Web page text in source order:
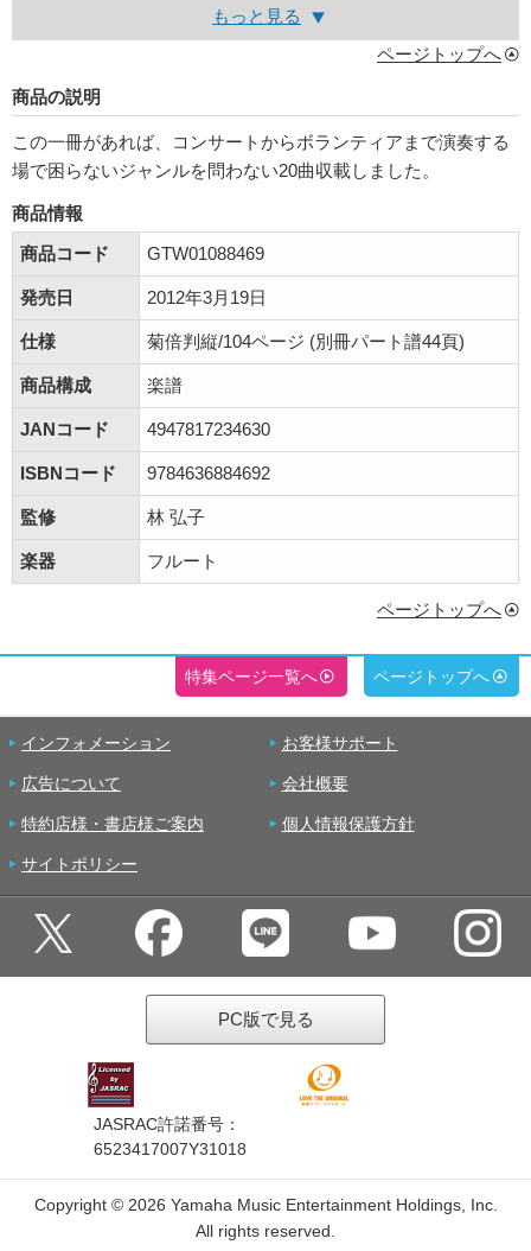
もっと見る
ページトップへ
商品の説明
この一冊があれば、コンサートからボランティアまで演奏する
場で困らないジャンルを問わない20曲収載しました。
商品情報
商品コード
GTW01088469
発売日 2012年3月19日
仕様 菊倍判縦/104ページ (別冊パート譜44頁)
商品構成 楽譜
JANコード 4947817234630
ISBNコード 9784636884692
監修 林 弘子
楽器 フルート
ページトップへ
特集ページ一覧へ ページトップへ
インフォメーション お客様サポート
広告について 会社概要
特約店様・書店様ご案内 個人情報保護方針
サイトポリシー
PC版で見る
JASRAC許諾番号：
6523417007Y31018
Copyright © 2026 Yamaha Music Entertainment Holdings, Inc.
All rights reserved.